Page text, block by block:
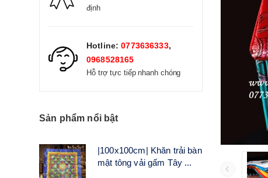
định
Hotline:0773636333,
0968528165
Hỗ trợ tực tiếp nhanh chóng
Sản phẩm nổi bật
|100x100cm| Khăn trải bàn
mật tông vải gấm Tây ...